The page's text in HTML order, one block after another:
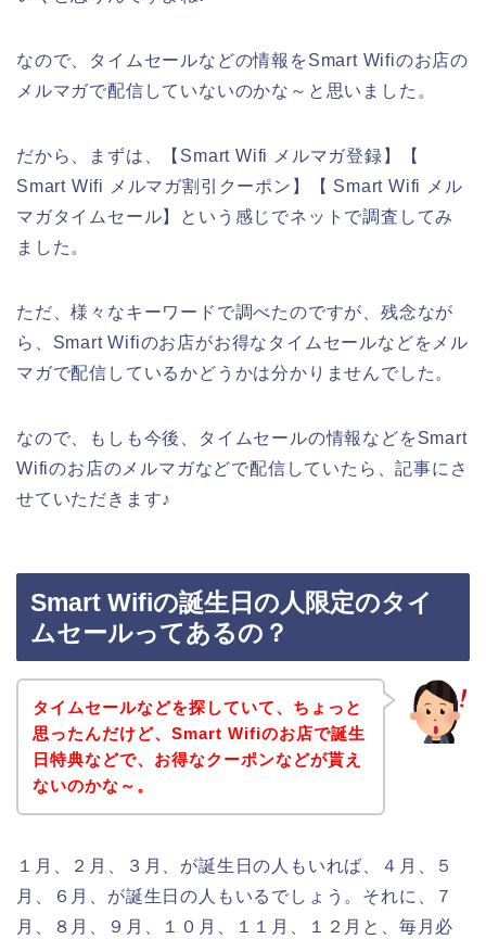
なので、タイムセールなどの情報をSmart Wifiのお店の
メルマガで配信していないのかな～と思いました。
だから、まずは、【Smart Wifi メルマガ登録】【
Smart Wifi メルマガ割引クーポン】【 Smart Wifi メル
マガタイムセール】という感じでネットで調査してみ
ました。
ただ、様々なキーワードで調べたのですが、残念なが
ら、Smart Wifiのお店がお得なタイムセールなどをメル
マガで配信しているかどうかは分かりませんでした。
なので、もしも今後、タイムセールの情報などをSmart
Wifiのお店のメルマガなどで配信していたら、記事にさ
せていただきます♪
Smart Wifiの誕生日の人限定のタイ
ムセールってあるの？
タイムセールなどを探していて、ちょっと
思ったんだけど、Smart Wifiのお店で誕生
日特典などで、お得なクーポンなどが貰え
ないのかな～。
１月、２月、３月、が誕生日の人もいれば、４月、５
月、６月、が誕生日の人もいるでしょう。それに、７
月、８月、９月、１０月、１１月、１２月と、毎月必